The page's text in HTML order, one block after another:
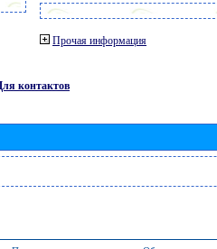
Прочая информация
контактов